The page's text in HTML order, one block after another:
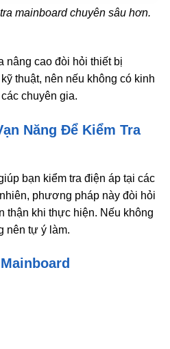
mainboard chuyên sâu hơn.
nâng cao đòi hỏi thiết bị
thuật, nên nếu không có kinh
chuyên gia.
Năng Để Kiểm Tra
bạn kiểm tra điện áp tại các
phương pháp này đòi hỏi
thận khi thực hiện. Nếu không
nên tự ý làm.